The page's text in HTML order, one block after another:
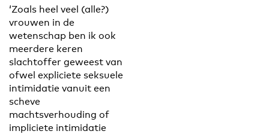
‘Zoals heel veel (alle?)
vrouwen in de
wetenschap ben ik ook
meerdere keren
slachtoffer geweest van
ofwel expliciete seksuele
intimidatie vanuit een
scheve
machtsverhouding of
impliciete intimidatie